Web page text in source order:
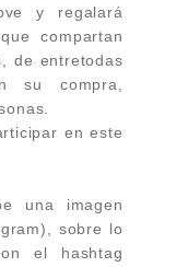
y regalará
compartan
de entretodas
su compra,
en este
una imagen
sobre lo
el hashtag